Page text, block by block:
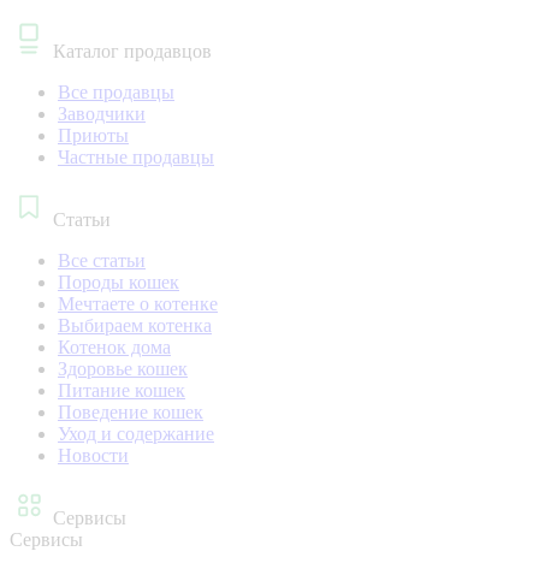
Каталог продавцов
Все продавцы
Заводчики
Приюты
Частные продавцы
Статьи
Все статьи
Породы кошек
Мечтаете о котенке
Выбираем котенка
Котенок дома
Здоровье кошек
Питание кошек
Поведение кошек
Уход и содержание
Новости
Сервисы
Сервисы